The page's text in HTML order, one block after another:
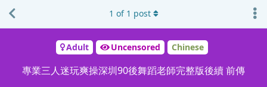
Adult Uncensored Chinese
專業三人迷玩爽操深圳90後舞蹈老師完整版後續 前傳
1 of 1 post